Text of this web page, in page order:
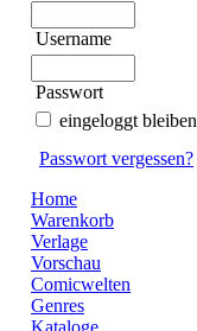
Username
Passwort
eingeloggt bleiben
Passwort vergessen?
Home
Warenkorb
Verlage
Vorschau
Comicwelten
Genres
Kataloge